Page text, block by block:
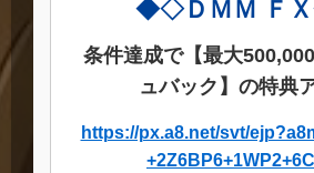
◆◇ＤＭＭ Ｆ
条件達成で【最大
ュバック】の特典
https://px.a8.net/svt/